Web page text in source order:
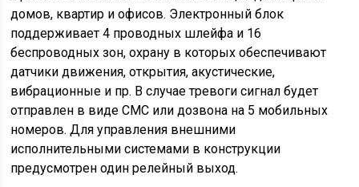
домов, квартир и офисов. Электронный блок
поддерживает 4 проводных шлейфа и 16
беспроводных зон, охрану в которых обеспечивают
датчики движения, открытия, акустические,
вибрационные и пр. В случае тревоги сигнал будет
отправлен в виде СМС или дозвона на 5 мобильных
номеров. Для управления внешними
исполнительными системами в конструкции
предусмотрен один релейный выход.